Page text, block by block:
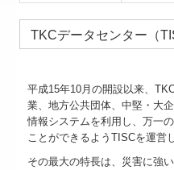
TKCデータセンター（
平成15年10月の開設以来、
業、地方公共団体、中堅・大
情報システムを利用し、万一
ことができるようTISCを運営
その最大の特長は、災害に強